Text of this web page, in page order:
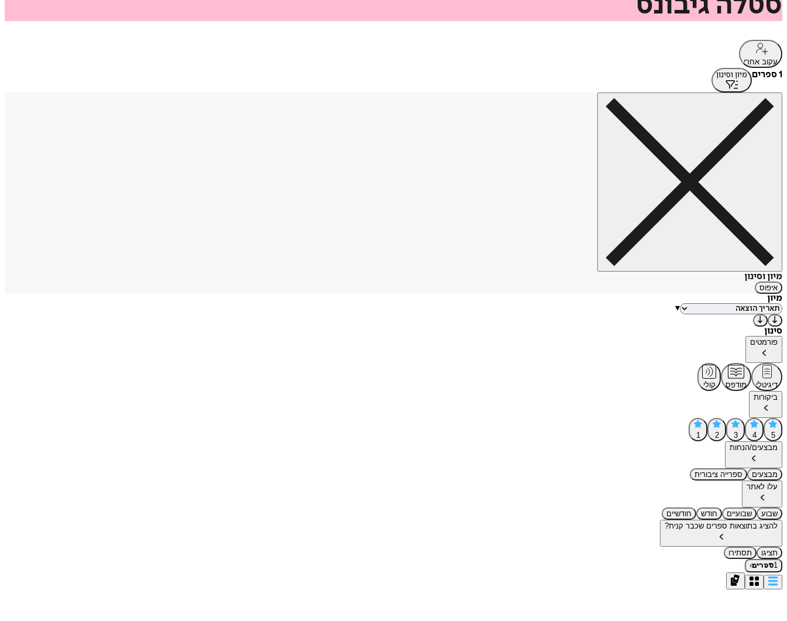
עקוב אחרי
1 ספרים מיון וסינון
מיון וסינון
איפוס
מיון
▾
סינון
פורמטים
דיגיטלי מודפס
קולי
ביקורות
5
4
3
2
1
מבצעים/הנחות
מבצעים
ספרייה ציבורית
עלו לאתר
שבוע שבועיים חודש
חודשיים
להציג בתוצאות ספרים שכבר קנית?
תציגו
תסתירו
1ספרים›